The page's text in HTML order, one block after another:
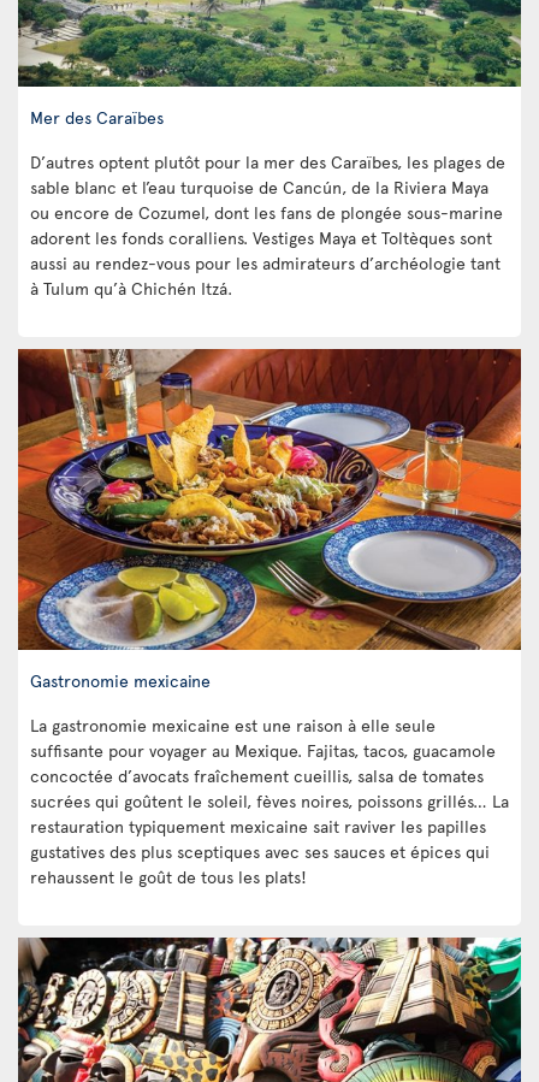
Mer des Caraïbes
D’autres optent plutôt pour la mer des Caraïbes, les plages de
sable blanc et l’eau turquoise de Cancún, de la Riviera Maya
ou encore de Cozumel, dont les fans de plongée sous-marine
adorent les fonds coralliens. Vestiges Maya et Toltèques sont
aussi au rendez-vous pour les admirateurs d’archéologie tant
à Tulum qu’à Chichén Itzá.
Gastronomie mexicaine
La gastronomie mexicaine est une raison à elle seule
suffisante pour voyager au Mexique. Fajitas, tacos, guacamole
concoctée d’avocats fraîchement cueillis, salsa de tomates
sucrées qui goûtent le soleil, fèves noires, poissons grillés… La
restauration typiquement mexicaine sait raviver les papilles
gustatives des plus sceptiques avec ses sauces et épices qui
rehaussent le goût de tous les plats!